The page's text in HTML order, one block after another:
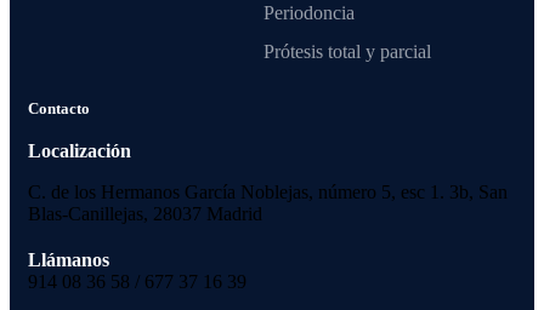
Periodoncia
Prótesis total y parcial
Contacto
Localización
C. de los Hermanos García Noblejas, número 5, esc 1. 3b, San
Blas-Canillejas, 28037 Madrid
Llámanos
914 08 36 58 / 677 37 16 39